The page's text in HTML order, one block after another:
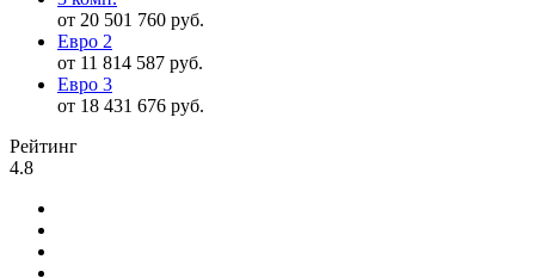
от 20 501 760 руб.
Евро 2
от 11 814 587 руб.
Евро 3
от 18 431 676 руб.
Рейтинг
4.8